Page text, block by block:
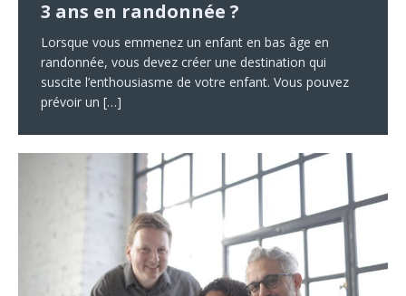
3 ans en randonnée ?
Lorsque vous emmenez un enfant en bas âge en
randonnée, vous devez créer une destination qui
suscite l’enthousiasme de votre enfant. Vous pouvez
prévoir un […]
sur votre terrain, vous devez vérifier la surface du
terrain et le permis de construire du[…]
qui peut être des thèmes dans le nouveau site. Si le
site est construit à[…]
sécurisés est important pour protéger votre site. Évitez
d’utiliser le nom d’utilisateur et le mot […]
l’éditeur de texte s’affiche. Le texte alt peut être une
brève description de l’image ou un appel[…]